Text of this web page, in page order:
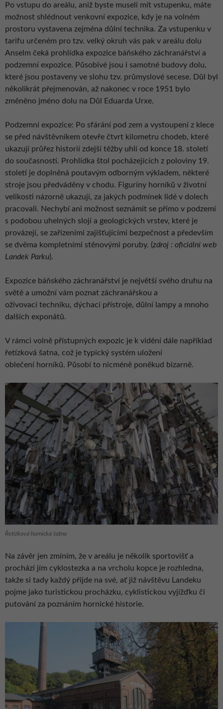
Po vstupu do areálu, aniž byste museli mít vstupenku, máte
možnost shlédnout venkovní expozice, kdy je na volném
prostoru vystavena zejména důlní technika. Za vstupenku v
tarifu určeném pro tzv. velký okruh vás pak v areálu dolu
Anselm čeká prohlídka expozice báňského záchranářství a
podzemní expozice. Působivé jsou i samotné budovy dolu,
které jsou postaveny ve slohu tzv. průmyslové secese. Důl byl
několikrát přejmenován, až nakonec v roce 1951 bylo
změněno jméno dolu na Důl Eduarda Urxe.
Podzemní expozice: Po sfárání pod zem a vystoupení z klece
se před návštěvníkem otevře čtvrt kilometru chodeb, které
ukazují průřez historií zdejší těžby uhlí od konce 18. století
do současnosti. Prohlídka štol pocházejících z poloviny 19.
století je doplněná poutavým odborným výkladem, některé
stroje jsou předváděny v chodu. Figuríny horníků v životní
velikosti názorně ukazují, za jakých podmínek lidé v dolech
pracovali. Nechybí ani možnost seznámit se přímo v podzemí
s podobou uhelných slojí a geologických vrstev, které je
provázejí, se zařízeními zajišťujícími bezpečnost a především
se dvěma kompletními stěnovými poruby. (zdroj : oficiální web
Landek Parku).
Expozice báňského záchranářství je největší svého druhu na
světě a umožní vám poznat záchranářskou a
oživovací techniku, dýchací přístroje, důlní lampy a mnoho
dalších exponátů.
V rámci volně přístupných expozic je k vidění dále například
řetízková šatna, což je typický systém uložení
oblečení horníků. Působí to nicméně poněkud bizarně.
Řetízková hornická šatna
Na závěr jen zmíním, že v areálu je několik sportovišť a
prochází jím cyklostezka a na vrcholu kopce je rozhledna,
takže si tady každý přijde na své, ať již návštěvu Landeku
pojme jako turistickou procházku, cyklistickou vyjížďku či
putování za poznáním hornické historie.